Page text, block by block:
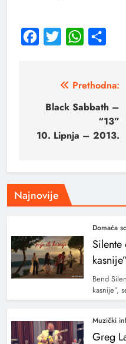
Facebook
Twitter WhatsApp
Prethodna:
Black Sabbath –
“13”
10. Lipnja – 2013.
Najnovije
Domaća
Bend
kasnije”,
Muzički
Greg